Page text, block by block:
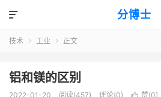
分博士

技术  工业  正文
铝和镁的区别
2022-01-20 阅读(457) 评论(0)  赞(0)